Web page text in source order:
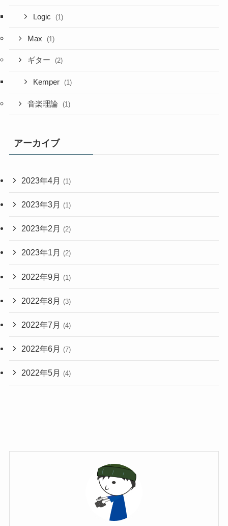
Logic (1)
Max (1)
ギター (2)
Kemper (1)
音楽理論 (1)
アーカイブ
2023年4月 (1)
2023年3月 (1)
2023年2月 (2)
2023年1月 (2)
2022年9月 (1)
2022年8月 (3)
2022年7月 (4)
2022年6月 (7)
2022年5月 (4)